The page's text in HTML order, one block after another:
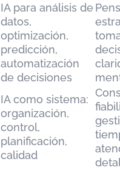
IA para análisis de
datos,
optimización,
predicción,
automatización
de decisiones
IA como sistema:
organización,
control,
planificación,
calidad